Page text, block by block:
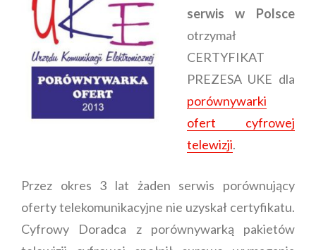
serwis w Polsce
otrzymał
CERTYFIKAT
PREZESA UKE dla
porównywarki
ofert cyfrowej
telewizji.
Przez okres 3 lat żaden serwis porównujący
oferty telekomunikacyjne nie uzyskał certyfikatu.
Cyfrowy Doradca z porównywarką pakietów